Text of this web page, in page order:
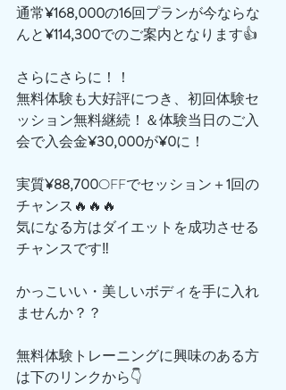
通常¥168,000の16回プランが今ならな
んと¥114,300でのご案内となります👍
さらにさらに！！
無料体験も大好評につき、初回体験セ
ッション無料継続！＆体験当日のご入
会で入会金¥30,000が¥0に！
実質¥88,700OFFでセッション＋1回の
チャンス🔥🔥🔥
気になる方はダイエットを成功させる
チャンスです‼️
かっこいい・美しいボディを手に入れ
ませんか？？
無料体験トレーニングに興味のある方
は下のリンクから👇